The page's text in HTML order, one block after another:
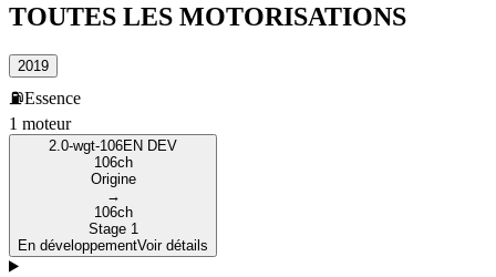
TOUTES LES MOTORISATIONS
2019
⛽Essence
1 moteur
2.0-wgt-106EN DEV
106ch
Origine
→
106ch
Stage 1
En développementVoir détails